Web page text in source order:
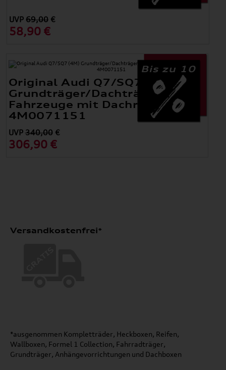
UVP69,00 €
58,90 €
Bis zu 10
Original Audi Q7/SQ7 (4M)
Grundträger/Dachträger für
Fahrzeuge mit Dachreling
4M0071151
UVP 340,00€
306,90 €
Versandkostenfrei*
*ausgenommen Kompletträder, Heckboxen, Reifen,
Wallboxen, Formel 1 Collection, Fahrradträger,
Grundträger, Anhängevorrichtungen und Dachboxen